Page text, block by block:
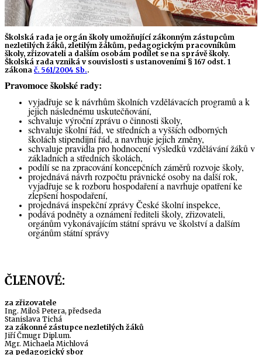
Školská rada je orgán školy umožňující zákonným zástupcům
nezletilých žáků, zletilým žákům, pedagogickým pracovníkům
školy, zřizovateli a dalším osobám podílet se na správě školy.
Školská rada vzniká v souvislosti s ustanoveními § 167 odst. 1
zákona č. 561/2004 Sb..
Pravomoce školské rady:
vyjadřuje se k návrhům školních vzdělávacích programů a k
jejich následnému uskutečňování,
schvaluje výroční zprávu o činnosti školy,
schvaluje školní řád, ve středních a vyšších odborných
školách stipendijní řád, a navrhuje jejich změny,
schvaluje pravidla pro hodnocení výsledků vzdělávání žáků v
základních a středních školách,
podílí se na zpracování koncepčních záměrů rozvoje školy,
projednává návrh rozpočtu právnické osoby na další rok,
vyjadřuje se k rozboru hospodaření a navrhuje opatření ke
zlepšení hospodaření,
projednává inspekční zprávy České školní inspekce,
podává podněty a oznámení řediteli školy, zřizovateli,
orgánům vykonávajícím státní správu ve školství a dalším
orgánům státní správy
ČLENOVÉ:
za zřizovatele
Ing. Miloš Petera, předseda
Stanislava Tichá
za zákonné zástupce nezletilých žáků
Jiří Čmugr Dipl.um.
Mgr. Michaela Michlová
za pedagogický sbor